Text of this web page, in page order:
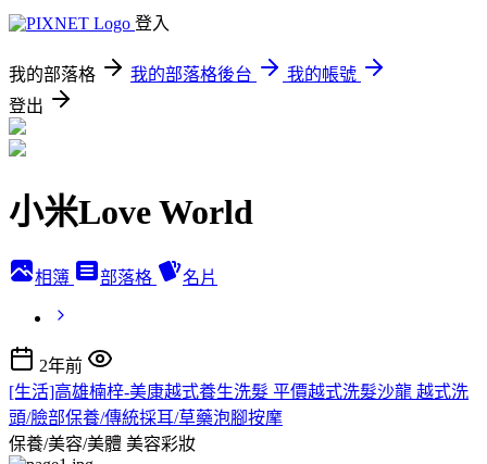
登入
我的部落格 我的部落格後台
我的帳號
登出
小米Love World
相簿 部落格 名片
2年前
[生活]高雄楠梓-美康越式養生洗髮 平價越式洗髮沙龍 越式洗
頭/臉部保養/傳統採耳/草藥泡腳按摩
保養/美容/美體 美容彩妝